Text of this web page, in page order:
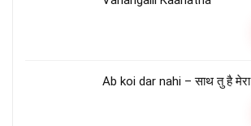
Ab koi dar nahi – साथ तु है मेरा